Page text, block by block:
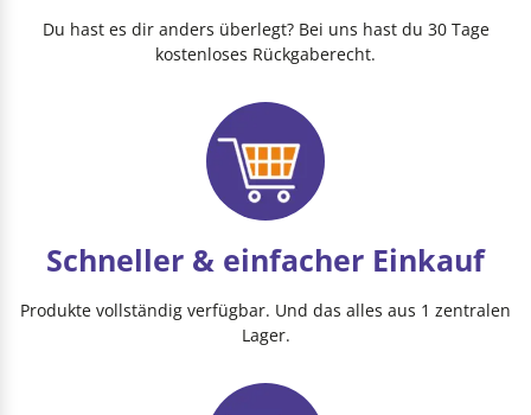
Du hast es dir anders überlegt? Bei uns hast du 30 Tage
kostenloses Rückgaberecht.
Schneller & einfacher Einkauf
Produkte vollständig verfügbar. Und das alles aus 1 zentralen
Lager.